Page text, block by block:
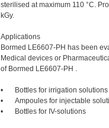
sterilised at maximum 110 °C.
kGy.
Applications
Bormed LE6607-PH has been
Medical devices or
of Bormed LE6607-PH .
•
Bottles for irrigation solutions
•
Ampoules for injectable
•
Bottles for IV-solutions